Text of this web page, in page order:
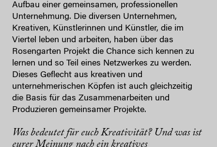
Aufbau einer gemeinsamen, professionellen
Unternehmung. Die diversen Unternehmen,
Kreativen, Künstlerinnen und Künstler, die im
Viertel leben und arbeiten, haben über das
Rosengarten Projekt die Chance sich kennen zu
lernen und so Teil eines Netzwerkes zu werden.
Dieses Geflecht aus kreativen und
unternehmerischen Köpfen ist auch gleichzeitig
die Basis für das Zusammenarbeiten und
Produzieren gemeinsamer Projekte.
Was bedeutet für euch Kreativität? Und was ist
eurer Meinung nach ein kreatives